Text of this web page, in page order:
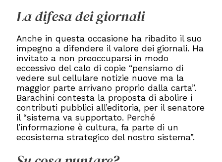
La difesa dei giornali
Anche in questa occasione ha ribadito il suo
impegno a difendere il valore dei giornali. Ha
invitato a non preoccuparsi in modo
eccessivo del calo di copie “pensiamo di
vedere sul cellulare notizie nuove ma la
maggior parte arrivano proprio dalla carta”.
Barachini contesta la proposta di abolire i
contributi pubblici all’editoria, per il senatore
il “sistema va supportato. Perché
l’informazione è cultura, fa parte di un
ecosistema strategico del nostro sistema”.